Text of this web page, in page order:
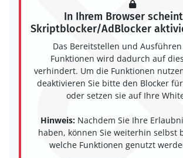
In Ihrem Browser
Skriptblocker/AdBlocker
Das Bereitstellen und
Funktionen wird dadurch auf
verhindert. Um die Funktionen
deaktivieren Sie bitte den Blocker
oder setzen sie auf Ihre
Hinweis: Nachdem Sie Ihre
haben, können Sie weiterhin selbst
welche Funktionen genutzt